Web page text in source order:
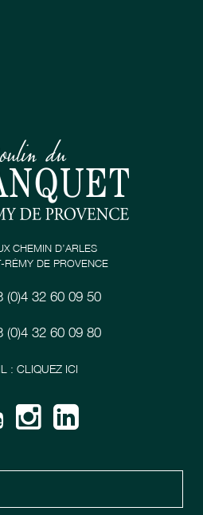
CHEMIN D’ARLES
RÉMY DE PROVENCE
(0)4 32 60 09 50
(0)4 32 60 09 80
: CLIQUEZ ICI